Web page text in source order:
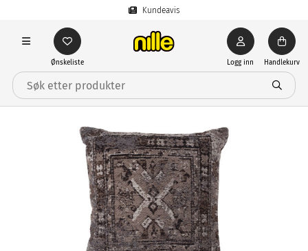
Kundeavis
Ønskeliste Logg inn Handlekurv